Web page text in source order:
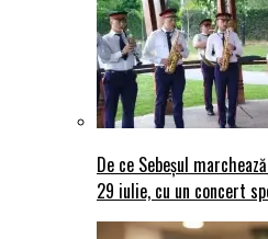
De ce Sebeșul
29 iulie, cu un concert